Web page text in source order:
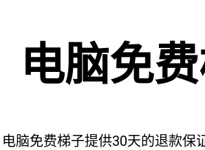
电脑免
电脑免费梯子提供30天的退款保